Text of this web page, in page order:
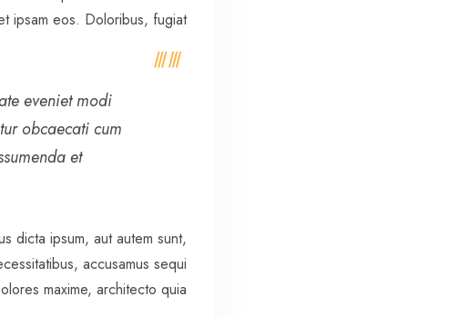
ipsam eos. Doloribus, fugiat.
eveniet modi
obcaecati cum
et.
dicta ipsum, aut autem sunt,
accusamus sequi
maxime, architecto quia?